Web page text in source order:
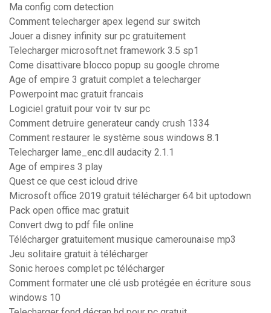
Ma config com detection
Comment telecharger apex legend sur switch
Jouer a disney infinity sur pc gratuitement
Telecharger microsoft.net framework 3.5 sp1
Come disattivare blocco popup su google chrome
Age of empire 3 gratuit complet a telecharger
Powerpoint mac gratuit francais
Logiciel gratuit pour voir tv sur pc
Comment detruire generateur candy crush 1334
Comment restaurer le système sous windows 8.1
Telecharger lame_enc.dll audacity 2.1.1
Age of empires 3 play
Quest ce que cest icloud drive
Microsoft office 2019 gratuit télécharger 64 bit uptodown
Pack open office mac gratuit
Convert dwg to pdf file online
Télécharger gratuitement musique camerounaise mp3
Jeu solitaire gratuit à télécharger
Sonic heroes complet pc télécharger
Comment formater une clé usb protégée en écriture sous
windows 10